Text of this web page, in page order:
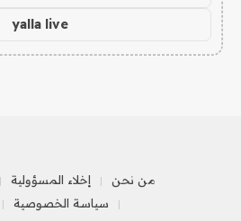
yalla live
من نحن إخلاء المسؤولية
سياسة الخصوصية